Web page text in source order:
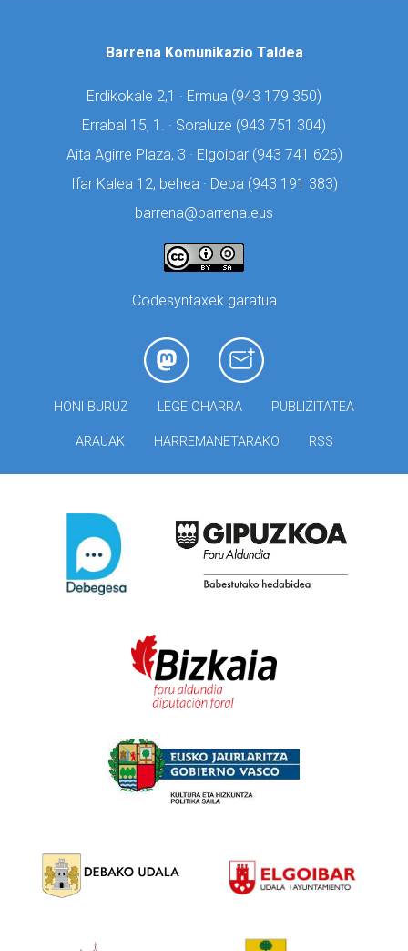
Barrena Komunikazio Taldea
Erdikokale 2,1 · Ermua (943 179 350)
Errabal 15, 1. · Soraluze (943 751 304)
Aita Agirre Plaza, 3 · Elgoibar (943 741 626)
Ifar Kalea 12, behea · Deba (943 191 383)
barrena@barrena.eus
Codesyntaxek garatua
HONI BURUZ LEGE OHARRA PUBLIZITATEA
ARAUAK HARREMANETARAKO RSS